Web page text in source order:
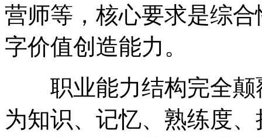
营师等，核心要求是综
字价值创造能力。
职业能力结构完全颠
为知识、记忆、熟练度